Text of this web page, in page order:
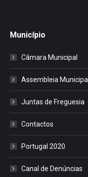
Município
Câmara Municipal
Assembleia
Juntas de Freguesia
Contactos
Portugal 2020
Canal de Denúncias